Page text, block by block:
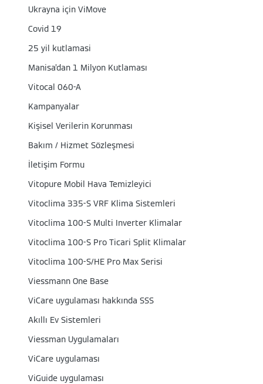
Ukrayna için ViMove
Covid 19
25 yil kutlamasi
Manisa’dan 1 Milyon Kutlaması
Vitocal 060-A
Kampanyalar
Kişisel Verilerin Korunması
Bakım / Hizmet Sözleşmesi
İletişim Formu
Vitopure Mobil Hava Temizleyici
Vitoclima 335-S VRF Klima Sistemleri
Vitoclima 100-S Multi Inverter Klimalar
Vitoclima 100-S Pro Ticari Split Klimalar
Vitoclima 100-S/HE Pro Max Serisi
Viessmann One Base
ViCare uygulaması hakkında SSS
Akıllı Ev Sistemleri
Viessman Uygulamaları
ViCare uygulaması
ViGuide uygulaması